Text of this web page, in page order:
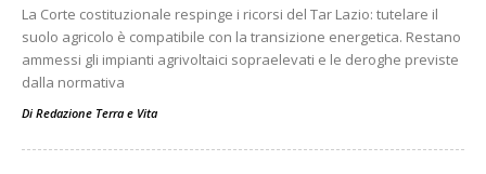
La Corte costituzionale respinge i ricorsi del Tar Lazio: tutelare il
suolo agricolo è compatibile con la transizione energetica. Restano
ammessi gli impianti agrivoltaici sopraelevati e le deroghe previste
dalla normativa
Di Redazione Terra e Vita